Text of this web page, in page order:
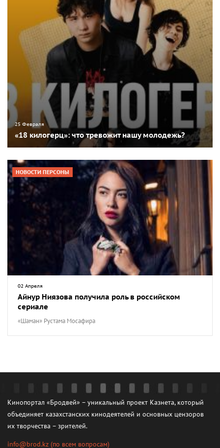
25 Февраля
«18 килогерц»: что тревожит нашу молодежь?
НОВОСТИ ПЕРСОНЫ
02 Апреля
Айнур Ниязова получила роль в российском
сериале
«Шаман» Рустама Мосафира
Кинопортал «Бродвей» – уникальный проект Казнета, который
объединяет казахстанских кинодеятелей и основных цензоров
их творчества – зрителей.
info@brod.kz (по всем вопросам)